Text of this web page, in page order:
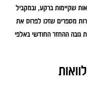
שקיימות ברקע, ובמקביל
מספרים שזכו לפרוס את
גובה ההחזר החודשי באלפי